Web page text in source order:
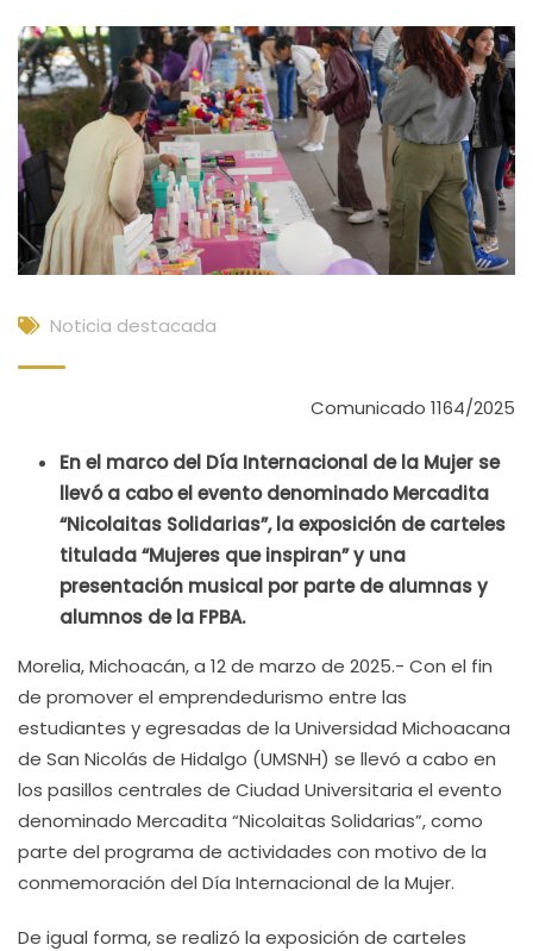
Noticia destacada
Comunicado 1164/2025
En el marco del Día Internacional de la Mujer se
llevó a cabo el evento denominado Mercadita
“Nicolaitas Solidarias”, la exposición de carteles
titulada “Mujeres que inspiran” y una
presentación musical por parte de alumnas y
alumnos de la FPBA.
Morelia, Michoacán, a 12 de marzo de 2025.- Con el fin
de promover el emprendedurismo entre las
estudiantes y egresadas de la Universidad Michoacana
de San Nicolás de Hidalgo (UMSNH) se llevó a cabo en
los pasillos centrales de Ciudad Universitaria el evento
denominado Mercadita “Nicolaitas Solidarias”, como
parte del programa de actividades con motivo de la
conmemoración del Día Internacional de la Mujer.
De igual forma, se realizó la exposición de carteles